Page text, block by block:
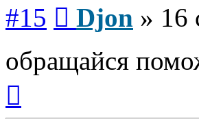
#15 Djon » 16
обращайся
началу